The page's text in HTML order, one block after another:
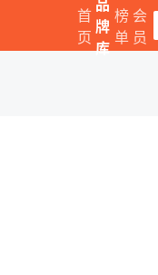
首
页
品
牌
库
榜
单
会
员